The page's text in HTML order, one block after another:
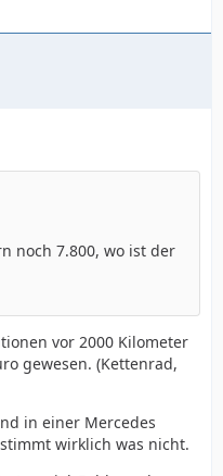
noch 7.800, wo ist der
vor 2000 Kilometer
gewesen. (Kettenrad,
in einer Mercedes
wirklich was nicht.